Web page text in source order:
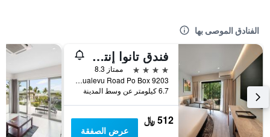
الفنادق الموصى بها
فندق تانوا إنترناشونال
4 نجوم
ممتاز 8.3
Votualevu Road Po Box 9203, نادي, فيجي
6.7 كيلومتر عن وسط المدينة
512 ﷼
عرض الصفقة